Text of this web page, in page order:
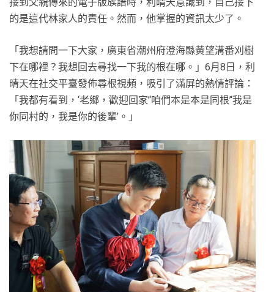
的是這代林家人的責任。然而，他掌握的資訊太少了。
「我想請問一下大家，廣東省潮州府澄海縣黃望溝番刈樹
下在哪裡？我想回去尋找一下我的根在哪。」6月8日，利
晴天在社交平臺發佈尋根視頻，吸引了滿屏的熱情評論：
「我都有看到，‘老鄉，歡迎回家’‘咱們本是本是同根’‘我是
你同村的，我是你的後輩’。」